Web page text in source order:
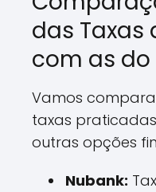
das Taxas
com as
Vamos
taxas
outras opções
Nubank: